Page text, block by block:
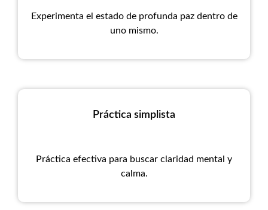
Experimenta el estado de profunda paz dentro de
uno mismo.
Práctica simplista
Práctica efectiva para buscar claridad mental y
calma.